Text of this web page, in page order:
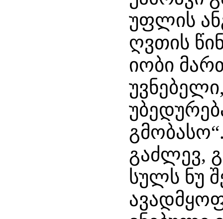
უფლის
ღვთის
იობი
გაძლევ,
სულს ნუ